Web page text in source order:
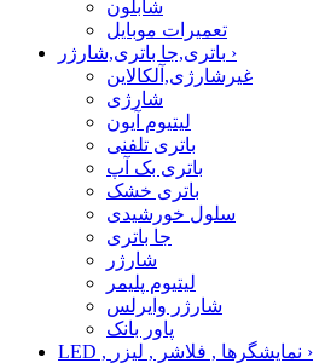
شابلون
تعمیرات موبایل
›
غیرشارژی,آلکالاین
شارژی
لیتیوم آیون
باتری تلفنی
باتری بک آپ
باتری خشک
سلول خورشیدی
جا باتری
شارژر
لیتیوم پلیمر
شارژر وایرلس
پاور بانک
›